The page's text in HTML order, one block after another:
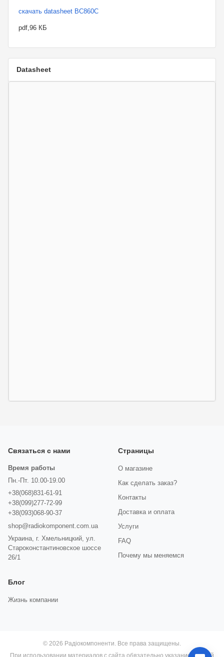
скачать datasheet BC860C
pdf,96 КБ
Datasheet
Связаться с нами
Время работы
Пн.-Пт. 10.00-19.00
+38(068)831-61-91
+38(099)277-72-99
+38(093)068-90-37
shop@radiokomponent.com.ua
Украина, г. Хмельницкий, ул.
Староконстантиновское шоссе
26/1
Страницы
О магазине
Как сделать заказ?
Контакты
Доставка и оплата
Услуги
FAQ
Почему мы меняемся
Блог
Жизнь компании
© 2026 Радіокомпоненти. Все права защищены.
При использовании материалов с сайта обязательно указание прямой